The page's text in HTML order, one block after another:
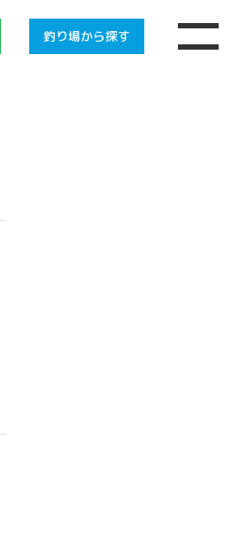
釣り場から探す